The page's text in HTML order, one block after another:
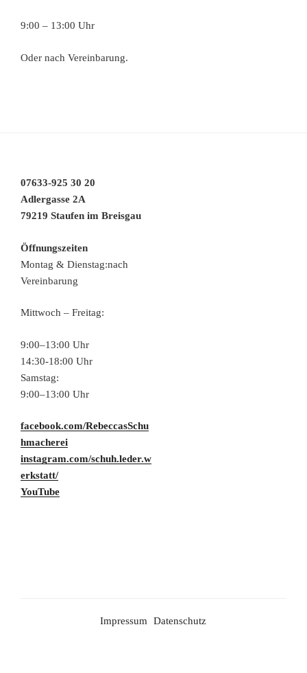
9:00 – 13:00 Uhr
Oder nach Vereinbarung.
07633-925 30 20
Adlergasse 2A
79219 Staufen im Breisgau
Öffnungszeiten
Montag & Dienstag:nach
Vereinbarung
Mittwoch – Freitag:
9:00–13:00 Uhr
14:30-18:00 Uhr
Samstag:
9:00–13:00 Uhr
facebook.com/RebeccasSchu
hmacherei
instagram.com/schuh.leder.w
erkstatt/
YouTube
Impressum Datenschutz